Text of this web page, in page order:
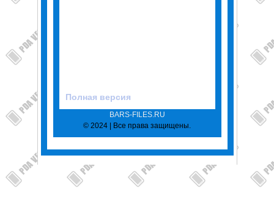
Полная версия
BARS-FILES.RU
© 2024 | Все права защищены.